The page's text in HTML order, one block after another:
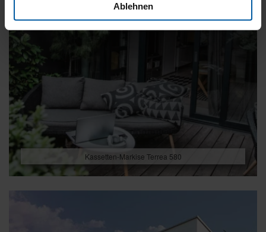
Ablehnen
Kassetten-Markise Terrea 580